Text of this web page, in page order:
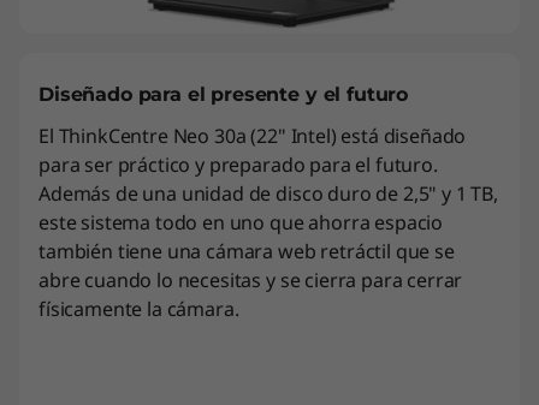
Diseñado para el presente y el futuro
El ThinkCentre Neo 30a (22" Intel) está diseñado
para ser práctico y preparado para el futuro.
Además de una unidad de disco duro de 2,5" y 1 TB,
este sistema todo en uno que ahorra espacio
también tiene una cámara web retráctil que se
abre cuando lo necesitas y se cierra para cerrar
físicamente la cámara.